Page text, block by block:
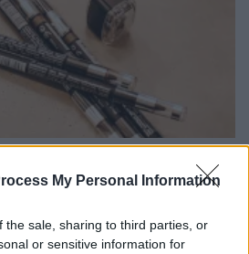
My Personal Information
the sale, sharing to third parties, or
or sensitive information for
För mig går det i perioder